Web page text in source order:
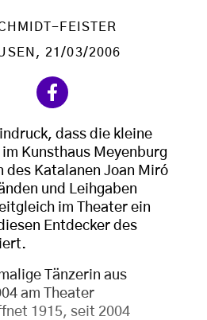
FEISTER
, 21/03/2006
dass die kleine
Kunsthaus Meyenburg
des Katalanen Joan Miró
und Leihgaben
im Theater ein
Entdecker des
Tänzerin aus
am Theater
1915, seit 2004